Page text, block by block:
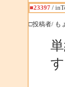
■23397/
□投稿者/ も
す